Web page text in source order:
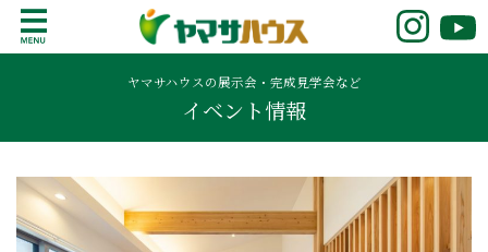
o
鹿児島で注文住宅ならヤマサハウス
新築の注文住宅や建売モデルハウスをお探し
の方はこちら。鹿児島県内で11年連続ナンバ
ーワンの実績を誇る、絆の家でおなじみの
ヤマサハウス。展示場情報や家づくりのこだ
ヤマサハウスの展示会・完成見学会など
イベント情報